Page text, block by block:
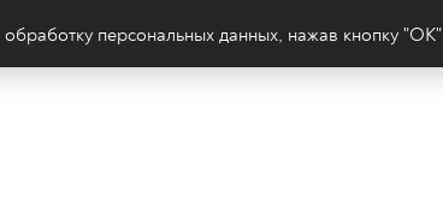
обработку персональных данных, нажав кнопку "ОК"